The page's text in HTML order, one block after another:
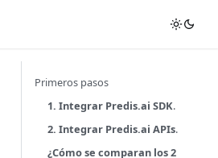
Primeros pasos
1. Integrar Predis.ai SDK.
2. Integrar Predis.ai APIs.
¿Cómo se comparan los 2